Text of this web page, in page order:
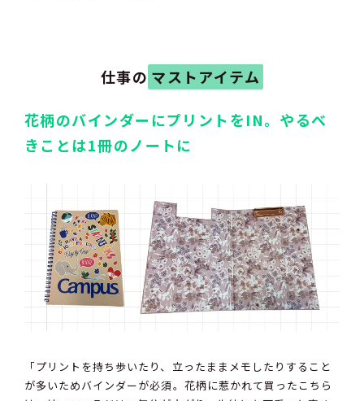
仕事の マストアイテム
花柄のバインダーにプリントをIN。やるべ
きことは1冊のノートに
「プリントを持ち歩いたり、立ったままメモしたりすること
が多いためバインダーが必須。花柄に惹かれて買ったこちら